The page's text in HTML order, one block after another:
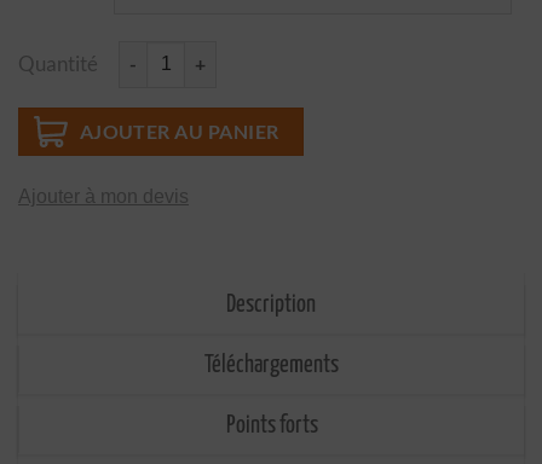
Quantité
AJOUTER AU PANIER
Ajouter à mon devis
Description
Téléchargements
Points forts